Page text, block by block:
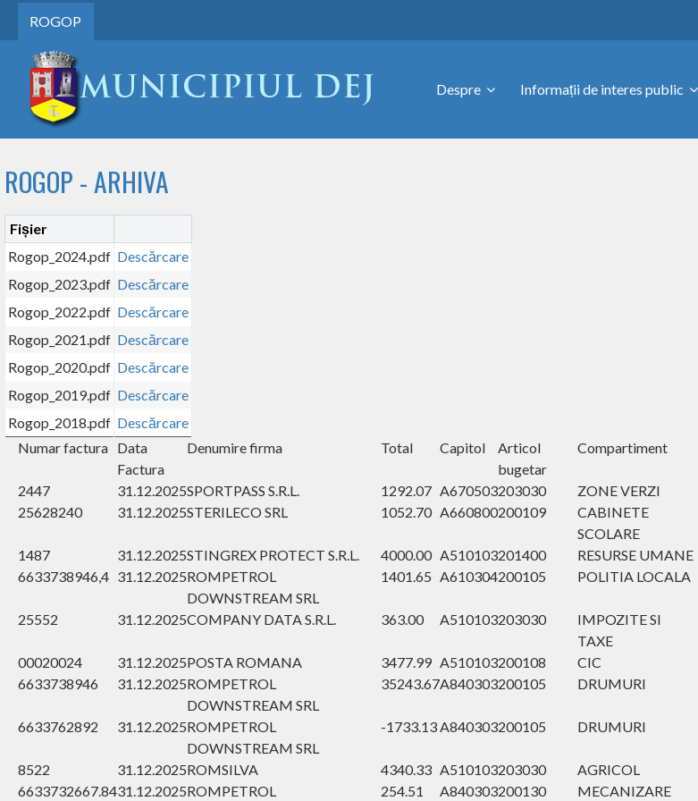
ROGOP
Despre Informații de interes public
ROGOP - ARHIVA
Fișier
Rogop_2024.pdf Descărcare
Rogop_2023.pdf Descărcare
Rogop_2022.pdf Descărcare
Rogop_2021.pdf Descărcare
Rogop_2020.pdf Descărcare
Rogop_2019.pdf Descărcare
Rogop_2018.pdf Descărcare
Numar factura Data
Factura
Denumire firma Total Capitol
Articol
bugetar
Compartiment
2447
31.12.2025SPORTPASS S.R.L. 1292.07 A670503203030 ZONE VERZI
25628240
31.12.2025STERILECO SRL 1052.70 A660800200109
CABINETE
SCOLARE
1487 31.12.2025STINGREX PROTECT S.R.L. 4000.00 A510103201400 RESURSE UMANE
6633738946,4 31.12.2025ROMPETROL
DOWNSTREAM SRL
1401.65 A610304200105 POLITIA LOCALA
25552 31.12.2025COMPANY DATA S.R.L. 363.00 A510103203030
IMPOZITE SI
TAXE
00020024 31.12.2025POSTA ROMANA 3477.99 A510103200108 CIC
6633738946
31.12.2025ROMPETROL
DOWNSTREAM SRL
35243.67A840303200105 DRUMURI
6633762892 31.12.2025ROMPETROL
DOWNSTREAM SRL
-1733.13A840303200105 DRUMURI
8522 31.12.2025ROMSILVA 4340.33 A510103203030 AGRICOL
6633732667.8431.12.2025ROMPETROL 254.51 A840303200130 MECANIZARE